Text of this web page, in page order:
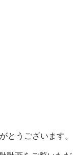
とうございます。